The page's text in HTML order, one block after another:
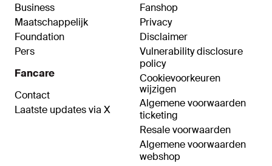
Business
Maatschappelijk
Foundation
Pers
Fancare
Contact
Laatste updates via X
Fanshop
Privacy
Disclaimer
Vulnerability disclosure
policy
Cookievoorkeuren
wijzigen
Algemene voorwaarden
ticketing
Resale voorwaarden
Algemene voorwaarden
webshop